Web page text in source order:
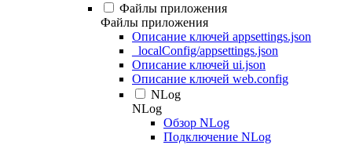
Файлы приложения
Файлы приложения
Описание ключей appsettings.json
_localConfig/appsettings.json
Описание ключей ui.json
Описание ключей web.config
NLog
NLog
Обзор NLog
Подключение NLog